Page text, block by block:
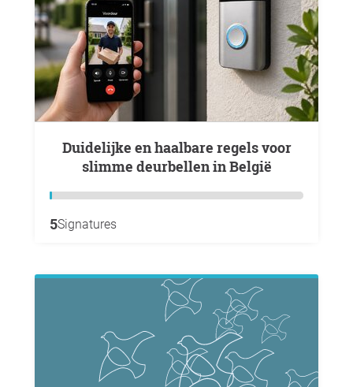
Duidelijke en haalbare regels voor
slimme deurbellen in België
5Signatures